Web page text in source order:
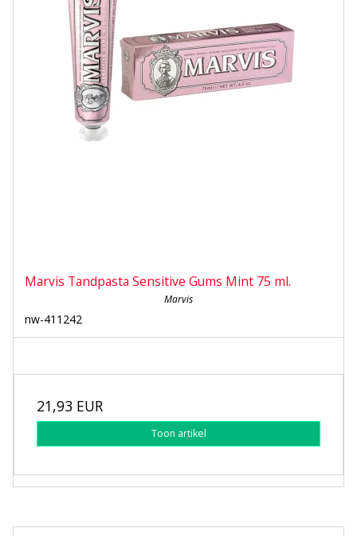
Marvis Tandpasta Sensitive Gums Mint 75 ml.
Marvis
nw-411242
21,93 EUR
Toon artikel